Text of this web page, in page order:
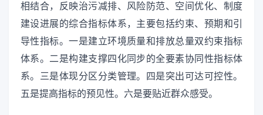
相结合，反映治污减排、风险防范、空间优化、制度
建设进展的综合指标体系，主要包括约束、预期和引
导性指标。一是建立环境质量和排放总量双约束指标
体系。二是构建支撑四化同步的全要素协同性指标体
系。三是体现分区分类管理。四是突出可达可控性。
五是提高指标的预见性。六是要贴近群众感受。